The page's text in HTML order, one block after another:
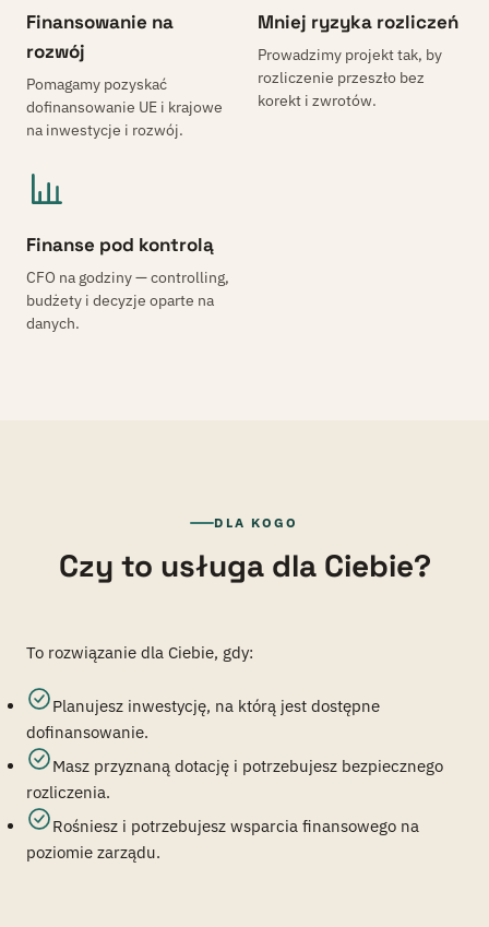
Finansowanie na
rozwój
Pomagamy pozyskać
dofinansowanie UE i krajowe
na inwestycje i rozwój.
Mniej ryzyka rozliczeń
Prowadzimy projekt tak, by
rozliczenie przeszło bez
korekt i zwrotów.
Finanse pod kontrolą
CFO na godziny — controlling,
budżety i decyzje oparte na
danych.
DLA KOGO
Czy to usługa dla Ciebie?
To rozwiązanie dla Ciebie, gdy:
Planujesz inwestycję, na którą jest dostępne
dofinansowanie.
Masz przyznaną dotację i potrzebujesz bezpiecznego
rozliczenia.
Rośniesz i potrzebujesz wsparcia finansowego na
poziomie zarządu.